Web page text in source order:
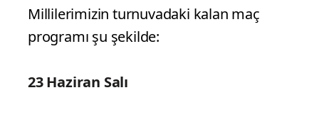
Millilerimizin turnuvadaki kalan maç
programı şu şekilde:
23 Haziran Salı